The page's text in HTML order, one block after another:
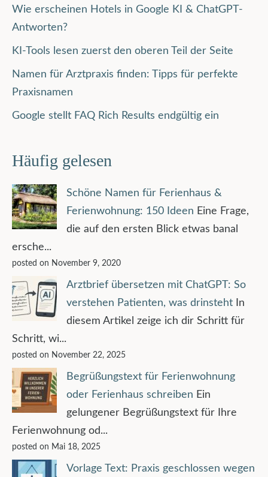
Wie erscheinen Hotels in Google KI & ChatGPT-
Antworten?
KI-Tools lesen zuerst den oberen Teil der Seite
Namen für Arztpraxis finden: Tipps für perfekte
Praxisnamen
Google stellt FAQ Rich Results endgültig ein
Häufig gelesen
Schöne Namen für Ferienhaus &
Ferienwohnung: 150 Ideen Eine Frage,
die auf den ersten Blick etwas banal
ersche...
posted on November 9, 2020
Arztbrief übersetzen mit ChatGPT: So
verstehen Patienten, was drinsteht
In
diesem Artikel zeige ich dir Schritt für
Schritt, wi...
posted on November 22, 2025
Begrüßungstext für Ferienwohnung
oder Ferienhaus schreiben Ein
gelungener Begrüßungstext für Ihre
Ferienwohnung od...
posted on Mai 18, 2025
Vorlage Text: Praxis geschlossen wegen